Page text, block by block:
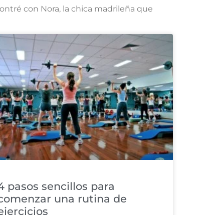
con Nora, la chica madrileña que
pasos sencillos para
una rutina de